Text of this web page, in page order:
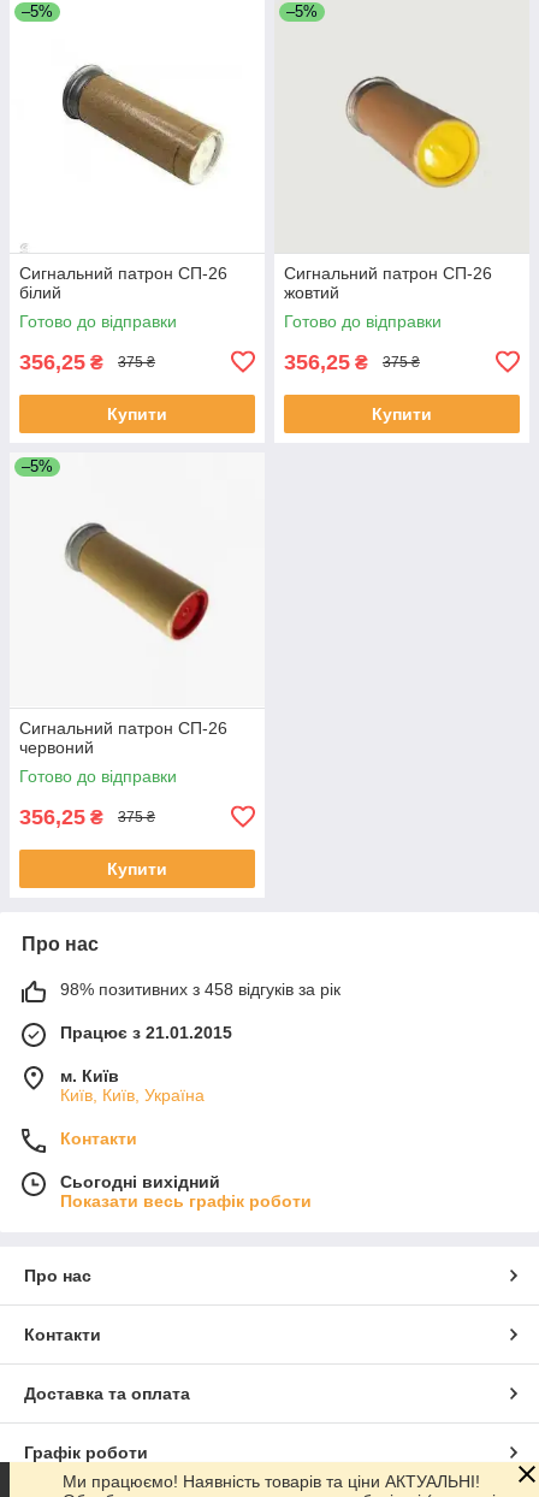
–5%
Сигнальний патрон СП-26
білий
Готово до відправки
356,25 ₴ 375 ₴
Купити
–5%
Сигнальний патрон СП-26
жовтий
Готово до відправки
356,25 ₴ 375 ₴
Купити
–5%
Сигнальний патрон СП-26
червоний
Готово до відправки
356,25 ₴ 375 ₴
Купити
Про нас
98% позитивних з 458 відгуків за рік
Працює з 21.01.2015
м. Київ
Київ, Київ, Україна
Контакти
Сьогодні вихідний
Показати весь графік роботи
Про нас
Контакти
Доставка та оплата
Графік роботи
Ми працюємо! Наявність товарів та ціни АКТУАЛЬНІ!